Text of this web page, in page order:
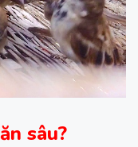
sâu?